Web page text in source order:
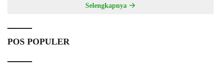
Selengkapnya
POS POPULER